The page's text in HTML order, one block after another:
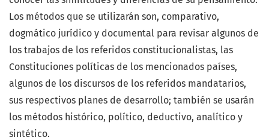
Los métodos que se utilizarán son, comparativo,
dogmático jurídico y documental para revisar algunos de
los trabajos de los referidos constitucionalistas, las
Constituciones políticas de los mencionados países,
algunos de los discursos de los referidos mandatarios,
sus respectivos planes de desarrollo; también se usarán
los métodos histórico, político, deductivo, analítico y
sintético.